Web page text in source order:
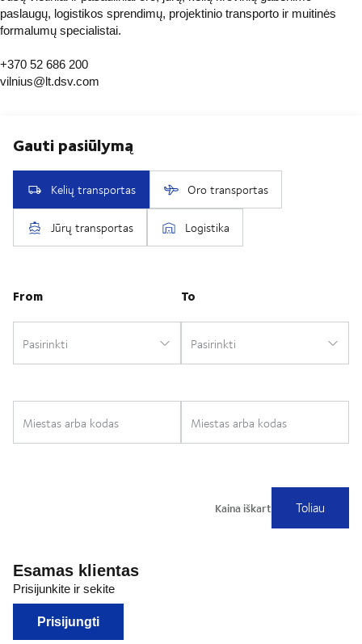
paslaugų, logistikos sprendimų, projektinio transporto ir muitinės
formalumų specialistai.
+370 52 686 200
vilnius@lt.dsv.com
Esamas klientas
Prisijunkite ir sekite
Prisijungti